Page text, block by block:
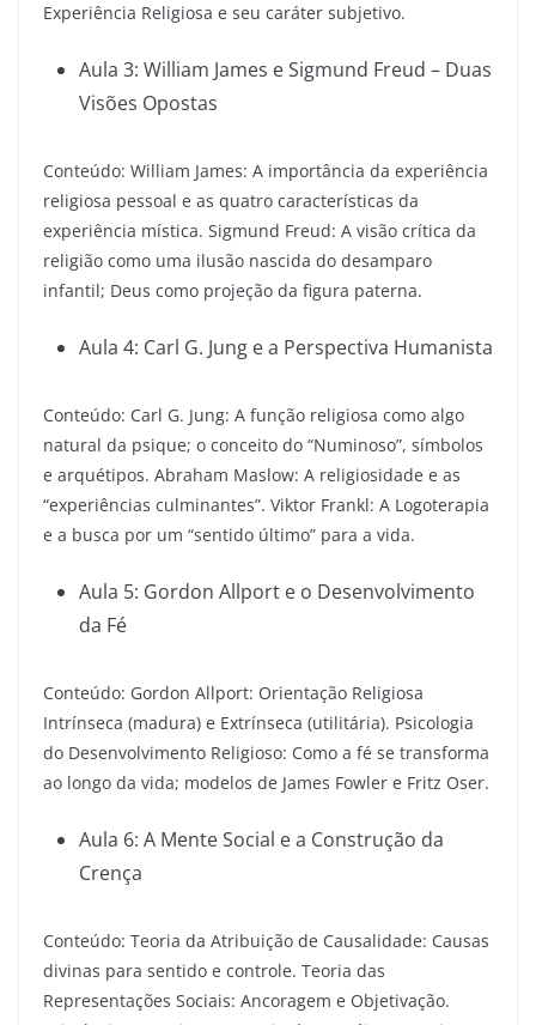
Experiência Religiosa e seu caráter subjetivo.
Aula 3: William James e Sigmund Freud – Duas
Visões Opostas
Conteúdo: William James: A importância da experiência
religiosa pessoal e as quatro características da
experiência mística. Sigmund Freud: A visão crítica da
religião como uma ilusão nascida do desamparo
infantil; Deus como projeção da figura paterna.
Aula 4: Carl G. Jung e a Perspectiva Humanista
Conteúdo: Carl G. Jung: A função religiosa como algo
natural da psique; o conceito do “Numinoso”, símbolos
e arquétipos. Abraham Maslow: A religiosidade e as
“experiências culminantes”. Viktor Frankl: A Logoterapia
e a busca por um “sentido último” para a vida.
Aula 5: Gordon Allport e o Desenvolvimento
da Fé
Conteúdo: Gordon Allport: Orientação Religiosa
Intrínseca (madura) e Extrínseca (utilitária). Psicologia
do Desenvolvimento Religioso: Como a fé se transforma
ao longo da vida; modelos de James Fowler e Fritz Oser.
Aula 6: A Mente Social e a Construção da
Crença
Conteúdo: Teoria da Atribuição de Causalidade: Causas
divinas para sentido e controle. Teoria das
Representações Sociais: Ancoragem e Objetivação.